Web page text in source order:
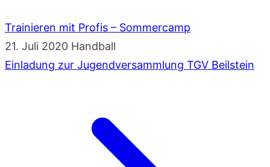
Trainieren mit Profis – Sommercamp
21. Juli 2020 Handball
Einladung zur Jugendversammlung TGV Beilstein